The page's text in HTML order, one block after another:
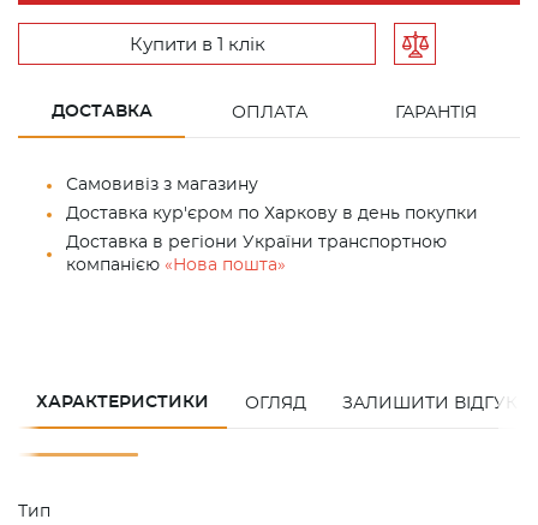
Купити в 1 клік
ДОСТАВКА ОПЛАТА ГАРАНТІЯ
Самовивіз з магазину
Доставка кур'єром по Харкову в день покупки
Доставка в регіони України транспортною
компанією «Нова пошта»
ХАРАКТЕРИСТИКИ ОГЛЯД ЗАЛИШИТИ ВІДГУК
Тип